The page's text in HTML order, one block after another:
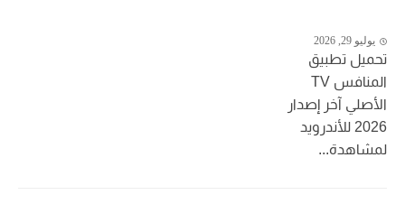
يوليو 29, 2026
تحميل تطبيق
المنافس TV
الأصلي آخر إصدار
2026 للأندرويد
لمشاهدة...